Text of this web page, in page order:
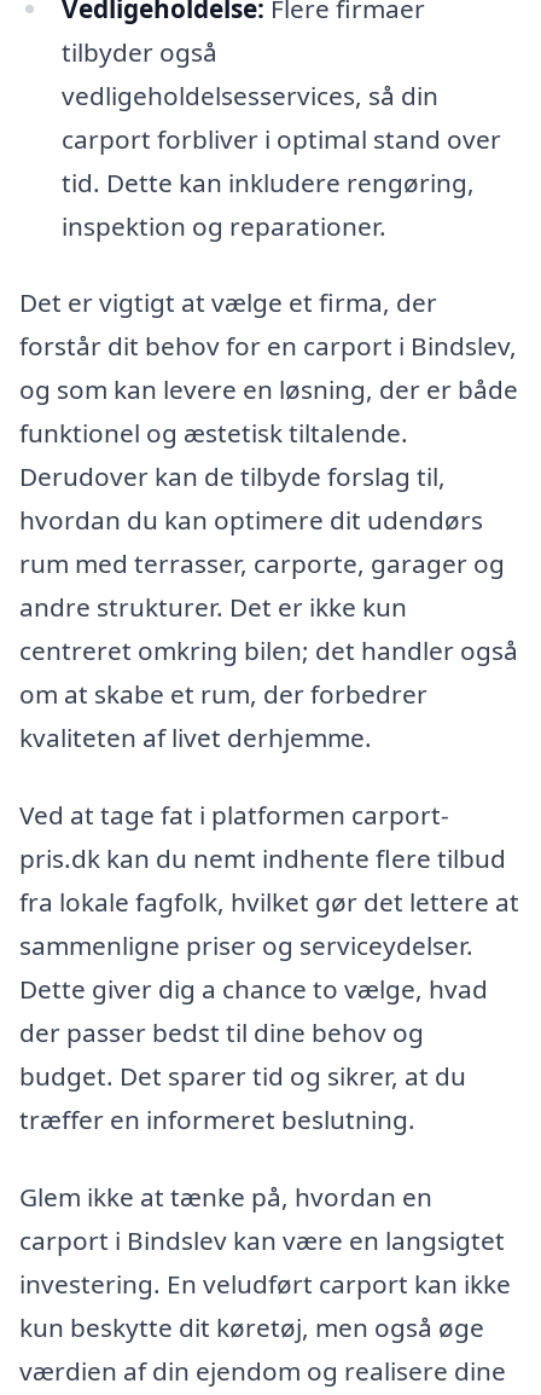
Vedligeholdelse: Flere firmaer
tilbyder også
vedligeholdelsesservices, så din
carport forbliver i optimal stand over
tid. Dette kan inkludere rengøring,
inspektion og reparationer.
Det er vigtigt at vælge et firma, der
forstår dit behov for en carport i Bindslev,
og som kan levere en løsning, der er både
funktionel og æstetisk tiltalende.
Derudover kan de tilbyde forslag til,
hvordan du kan optimere dit udendørs
rum med terrasser, carporte, garager og
andre strukturer. Det er ikke kun
centreret omkring bilen; det handler også
om at skabe et rum, der forbedrer
kvaliteten af livet derhjemme.
Ved at tage fat i platformen carport-
pris.dk kan du nemt indhente flere tilbud
fra lokale fagfolk, hvilket gør det lettere at
sammenligne priser og serviceydelser.
Dette giver dig a chance to vælge, hvad
der passer bedst til dine behov og
budget. Det sparer tid og sikrer, at du
træffer en informeret beslutning.
Glem ikke at tænke på, hvordan en
carport i Bindslev kan være en langsigtet
investering. En veludført carport kan ikke
kun beskytte dit køretøj, men også øge
værdien af din ejendom og realisere dine